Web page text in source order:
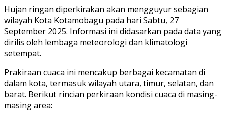
Hujan ringan diperkirakan akan mengguyur sebagian
wilayah Kota Kotamobagu pada hari Sabtu, 27
September 2025. Informasi ini didasarkan pada data yang
dirilis oleh lembaga meteorologi dan klimatologi
setempat.
Prakiraan cuaca ini mencakup berbagai kecamatan di
dalam kota, termasuk wilayah utara, timur, selatan, dan
barat. Berikut rincian perkiraan kondisi cuaca di masing-
masing area: